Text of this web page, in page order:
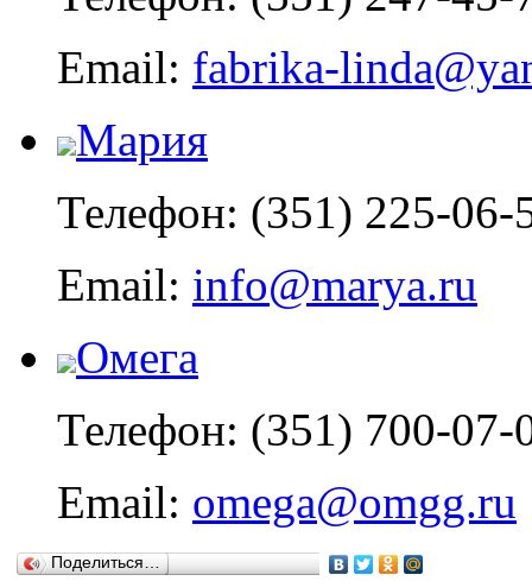
Email: fabrika-
Мария
Телефон: (351) 225-06-
Email: info@marya.ru
Омега
Телефон: (351) 700-07-
Email: omega@omgg.ru
Поделиться…